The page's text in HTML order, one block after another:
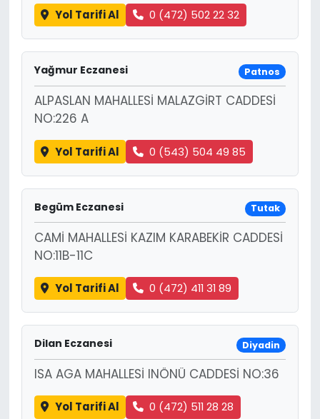
Yol Tarifi Al 0 (472) 502 22 32
Yağmur Eczanesi Patnos
ALPASLAN MAHALLESİ MALAZGİRT CADDESİ
NO:226 A
Yol Tarifi Al 0 (543) 504 49 85
Begüm Eczanesi Tutak
CAMİ MAHALLESİ KAZIM KARABEKİR CADDESİ
NO:11B-11C
Yol Tarifi Al 0 (472) 411 31 89
Dilan Eczanesi Diyadin
ISA AGA MAHALLESİ INÖNÜ CADDESİ NO:36
Yol Tarifi Al 0 (472) 511 28 28